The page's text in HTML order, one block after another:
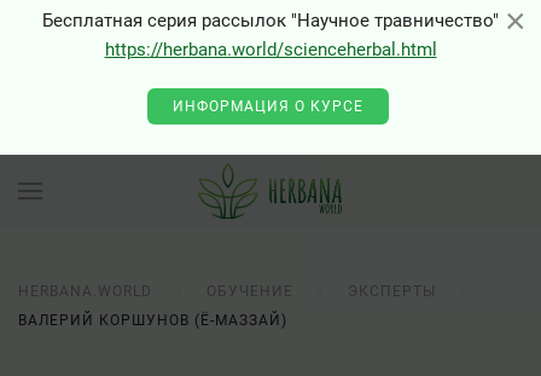
×
Бесплатная серия рассылок "Научное травничество"
https://herbana.world/scienceherbal.html
ИНФОРМАЦИЯ О КУРСЕ
HERBANA.WORLD ОБУЧЕНИЕ
ЭКСПЕРТЫ
ВАЛЕРИЙ КОРШУНОВ (Ё-МАЗЗАЙ)
×